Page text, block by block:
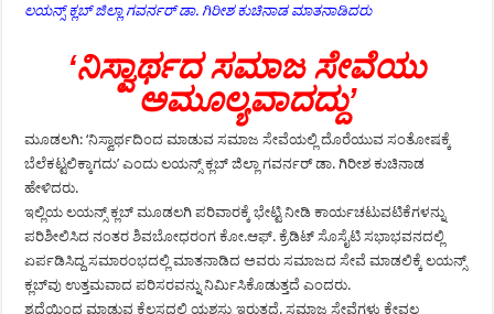
ಲಯನ್ಸ್ ಕ್ಲಬ್ ಜಿಲ್ಲಾ ಗವರ್ನರ್ ಡಾ. ಗಿರೀಶ ಕುಚಿನಾಡ ಮಾತನಾಡಿದರು
‘ನಿಸ್ವಾರ್ಥದ ಸಮಾಜ ಸೇವೆಯು
ಅಮೂಲ್ಯವಾದದ್ದು’
ಮೂಡಲಗಿ: ‘ನಿಸ್ವಾರ್ಥದಿಂದ ಮಾಡುವ ಸಮಾಜ ಸೇವೆಯಲ್ಲಿ ದೊರೆಯುವ ಸಂತೋಷಕ್ಕೆ
ಬೆಲೆಕಟ್ಟಲಿಕ್ಕಾಗದು’ ಎಂದು ಲಯನ್ಸ್ ಕ್ಲಬ್ ಜಿಲ್ಲಾ ಗವರ್ನರ್ ಡಾ. ಗಿರೀಶ ಕುಚಿನಾಡ
ಹೇಳಿದರು.
ಇಲ್ಲಿಯ ಲಯನ್ಸ್ ಕ್ಲಬ್ ಮೂಡಲಗಿ ಪರಿವಾರಕ್ಕೆ ಭೇಟ್ಟಿ ನೀಡಿ ಕಾರ್ಯಚಟುವಟಿಕೆಗಳನ್ನು
ಪರಿಶೀಲಿಸಿದ ನಂತರ ಶಿವಬೋಧರಂಗ ಕೋ.ಆಫ್. ಕ್ರೆಡಿಟ್ ಸೊಸೈಟಿ ಸಭಾಭವನದಲ್ಲಿ
ಏರ್ಪಡಿಸಿದ್ದ ಸಮಾರಂಭದಲ್ಲಿ ಮಾತನಾಡಿದ ಅವರು ಸಮಾಜದ ಸೇವೆ ಮಾಡಲಿಕ್ಕೆ ಲಯನ್ಸ್
ಕ್ಲಬ್‍ವು ಉತ್ತಮವಾದ ಪರಿಸರವನ್ನು ನಿರ್ಮಿಸಿಕೊಡುತ್ತದೆ ಎಂದರು.
ಶ್ರದ್ಧೆಯಿಂದ ಮಾಡುವ ಕೆಲಸದಲ್ಲಿ ಯಶಸ್ಸು ಇರುತ್ತದೆ. ಸಮಾಜ ಸೇವೆಗಳು ಕೇವಲ